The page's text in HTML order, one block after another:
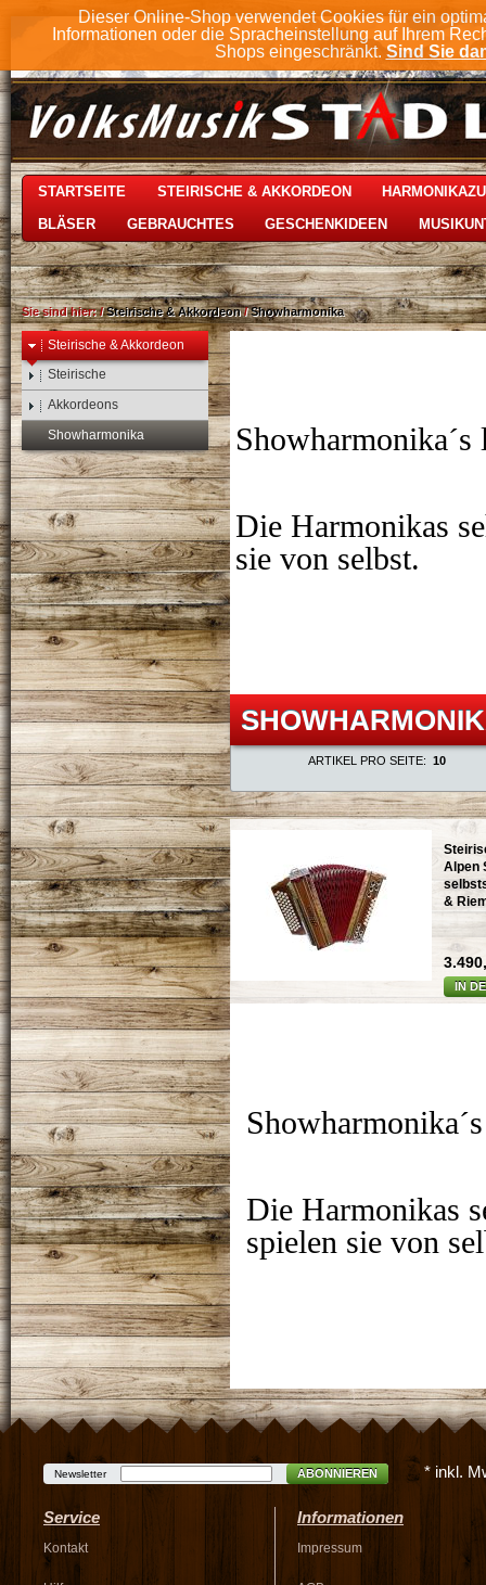
Dieser Online-Shop verwendet Cookies für ein
Informationen oder die Spracheinstellung auf Ihrem
Shops eingeschränkt. Sind Sie
STARTSEITE STEIRISCHE & AKKORDEON
BLÄSER GEBRAUCHTES GESCHENKIDEEN
Sie sind hier:/Steirische & Akkordeon/Showharmonika
Steirische & Akkordeon
Steirische
Akkordeons
Showharmonika
Die Harmonikas
sie von selbst.
ARTIKEL PRO SEITE: 10
Alpen
&
IN
Die Harmonikas
spielen sie von
Newsletter ABONNIEREN * inkl.
Service
Kontakt
Informationen
Impressum